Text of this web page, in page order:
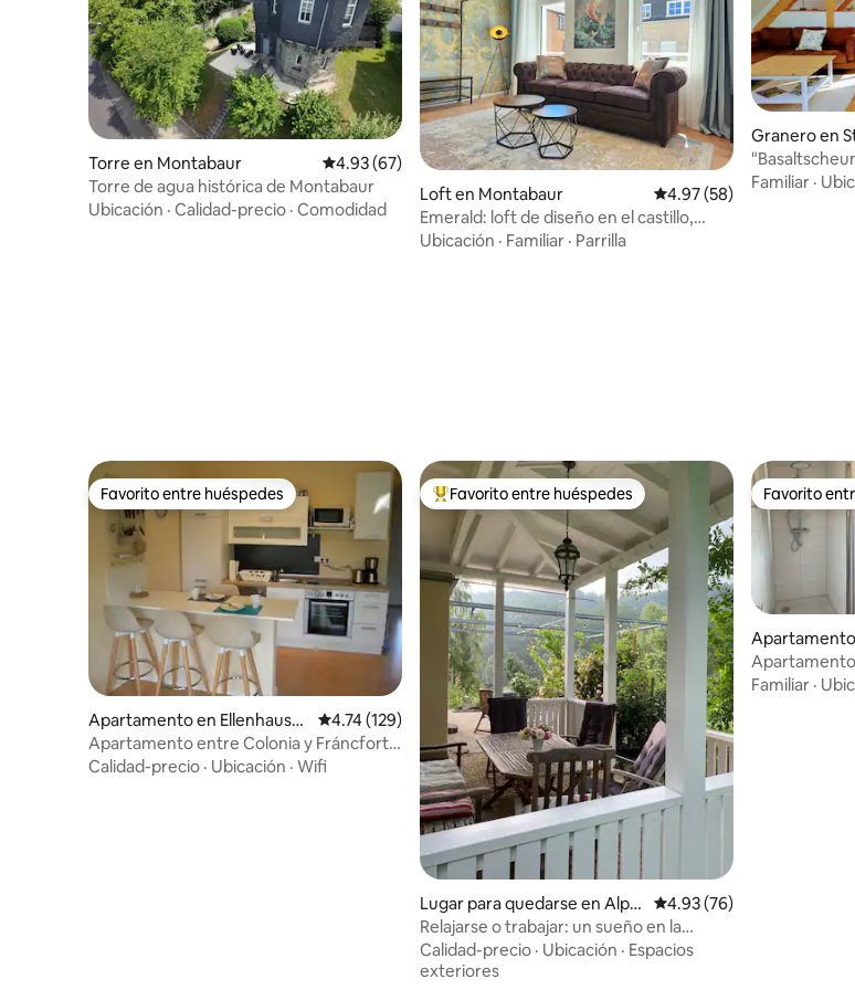
Torre en Montabaur Calificación promedio: 4.93 de 5, 67 reseñas
4.93 (67)
Torre de agua histórica de Montabaur
Ubicación · Calidad-precio · Comodidad
Loft en Montabaur Calificación promedio:
4.97 (58)
Emerald: loft de diseño en el castillo,
barbacoa e interruptor
Ubicación · Familiar · Parrilla
Granero en
Familiar ·
Favorito entre huéspedes
Favorito entre huéspedes
Apartamento en Ellenhause
n
Calificación promedio: 4.74 de 5, 129 reseñas
4.74 (129)
Apartamento entre Colonia y Fráncfort
cerca de la A3 WW
Calidad-precio · Ubicación · Wifi
Favorito entre huéspedes preferido
Favorito entre huéspedes
Lugar para quedarse en Alpe
nrod
Calificación promedio:
4.93 (76)
Relajarse o trabajar: un sueño en la
naturaleza
Calidad-precio · Ubicación · Espacios
exteriores
Favorito
Favorito
Apartamento
Familiar ·